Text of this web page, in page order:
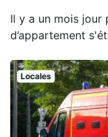
Il y a un mois jour
d’appartement
Locales